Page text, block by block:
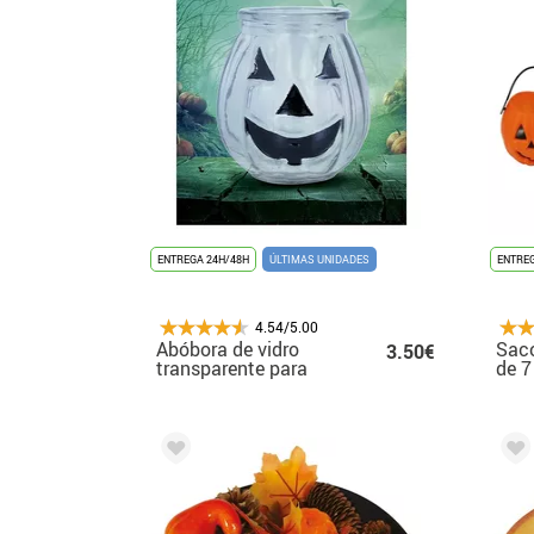
ENTREGA 24H/48H ÚLTIMAS UNIDADES
4.54/5.00
Abóbora de vidro
transparente para
3.50€
de